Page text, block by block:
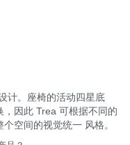
计。座椅的活动四星底
因此 Trea 可根据不同的
空间的视觉统一 风格。